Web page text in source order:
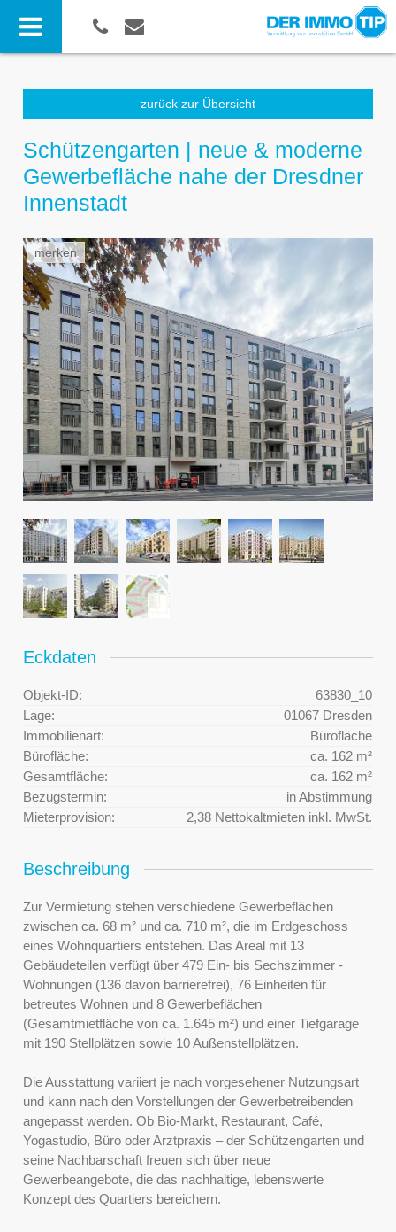
zurück zur Übersicht
Schützengarten | neue & moderne
Gewerbefläche nahe der Dresdner
Innenstadt
merken
Eckdaten
Objekt-ID:
63830_10
Lage:
01067 Dresden
Immobilienart:
Bürofläche
Bürofläche:
ca. 162 m²
Gesamtfläche:
ca. 162 m²
Bezugstermin:
in Abstimmung
Mieterprovision:
2,38 Nettokaltmieten inkl. MwSt.
Beschreibung
Zur Vermietung stehen verschiedene Gewerbeflächen
zwischen ca. 68 m² und ca. 710 m², die im Erdgeschoss
eines Wohnquartiers entstehen. Das Areal mit 13
Gebäudeteilen verfügt über 479 Ein- bis Sechszimmer -
Wohnungen (136 davon barrierefrei), 76 Einheiten für
betreutes Wohnen und 8 Gewerbeflächen
(Gesamtmietfläche von ca. 1.645 m²) und einer Tiefgarage
mit 190 Stellplätzen sowie 10 Außenstellplätzen.
Die Ausstattung variiert je nach vorgesehener Nutzungsart
und kann nach den Vorstellungen der Gewerbetreibenden
angepasst werden. Ob Bio-Markt, Restaurant, Café,
Yogastudio, Büro oder Arztpraxis – der Schützengarten und
seine Nachbarschaft freuen sich über neue
Gewerbeangebote, die das nachhaltige, lebenswerte
Konzept des Quartiers bereichern.